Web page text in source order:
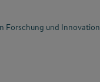
Forschung und Innovation